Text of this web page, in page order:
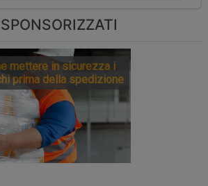
mettere in sicurezza i
prima della spedizione